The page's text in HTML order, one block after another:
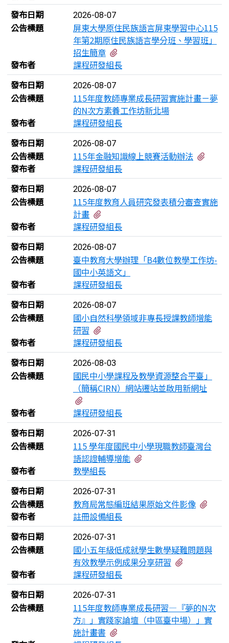
發布日期
2026-08-07
公告標題
屏東大學原住民族語言屏東學習中心115
年第2期原住民族語言學分班、學習班」
招生簡章
發布者
課程研發組長
發布日期
2026-08-07
公告標題
115年度教師專業成長研習實施計畫－夢
的N次方素養工作坊新北場
發布者
課程研發組長
發布日期
2026-08-07
公告標題 115年金融知識線上競賽活動辦法
發布者
課程研發組長
發布日期
2026-08-07
公告標題
115年度教育人員研究發表積分審查實施
計畫
發布者
課程研發組長
發布日期
2026-08-07
公告標題
臺中教育大學辦理「B4數位教學工作坊-
國中小英語文」
發布者
課程研發組長
發布日期
2026-08-07
公告標題
國小自然科學領域非專長授課教師增能
研習
發布者
課程研發組長
發布日期
2026-08-03
公告標題
國民中小學課程及教學資源整合平臺」
（簡稱CIRN）網站遷站並啟用新網址
發布者
課程研發組長
發布日期
2026-07-31
公告標題
115 學年度國民中小學現職教師臺灣台
語認證輔導增能
發布者
教學組長
發布日期
2026-07-31
公告標題 教育局常態編班結果原始文件影像
發布者
註冊設備組長
發布日期
2026-07-31
公告標題
國小五年級低成就學生數學疑難問題與
有效教學示例成果分享研習
發布者
課程研發組長
發布日期
2026-07-31
公告標題
115年度教師專業成長研習—『夢的N次
方』」實踐家論壇（中區臺中場）」實
施計畫書